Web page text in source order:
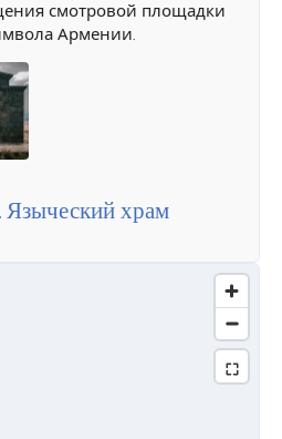
смотровой площадки
Армении.
Языческий храм